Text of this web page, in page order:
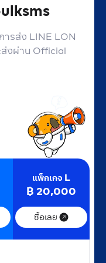
ารส่ง LINE LON
งผ่าน Official
แพ็กเกจ L
฿ 20,000
ซื้อเลย